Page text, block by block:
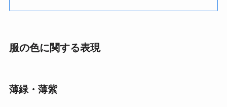
服の色に関する表現
薄緑・薄紫